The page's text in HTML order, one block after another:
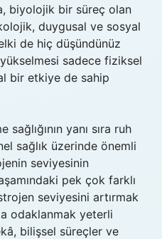
biyolojik bir süreç olan
duygusal ve sosyal
de hiç düşündünüz
sadece fiziksel
bir etkiye de sahip
yanı sıra ruh
sağlık üzerinde önemli
seviyesinin
pek çok farklı
seviyesini artırmak
odaklanmak yeterli
bilişsel süreçler ve